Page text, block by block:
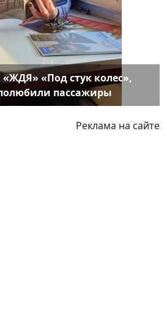
«Под стук колес»,
пассажиры
Реклама на сайте